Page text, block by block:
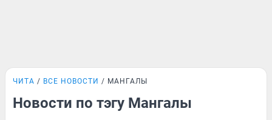
ЧИТА ВСЕ НОВОСТИ МАНГАЛЫ
Новости по тэгу Мангалы